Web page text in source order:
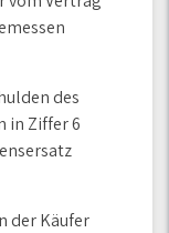
des
in Ziffer 6
der Käufer